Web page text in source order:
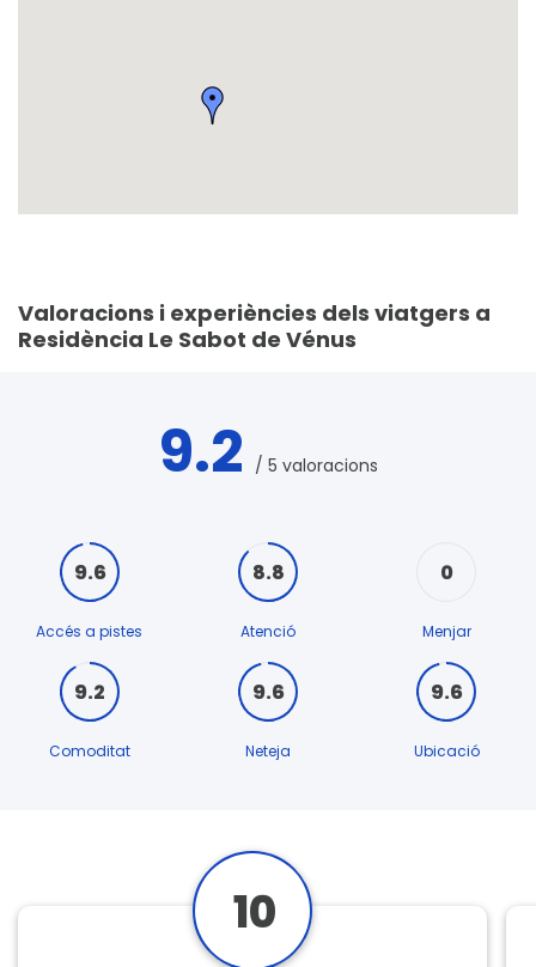
Valoracions i experiències dels viatgers a
Residència Le Sabot de Vénus
9.2 / 5 valoracions
9.6
Accés a pistes
8.8
Atenció
0
Menjar
9.2
Comoditat
9.6
Neteja
9.6
Ubicació
10